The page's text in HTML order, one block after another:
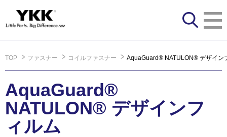
TOP ファスナー コイルファスナー AquaGuard® NATULON® デザイン
AquaGuard®
NATULON® デザインフ
ィルム